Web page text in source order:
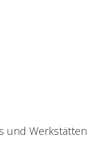
und Werkstätten